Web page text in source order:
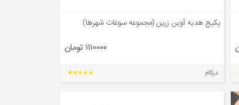
پکیج هدیه آوین زرین (مجموعه سوغات شهرها)
۱۱۱۰۰۰۰ تومان
درکام